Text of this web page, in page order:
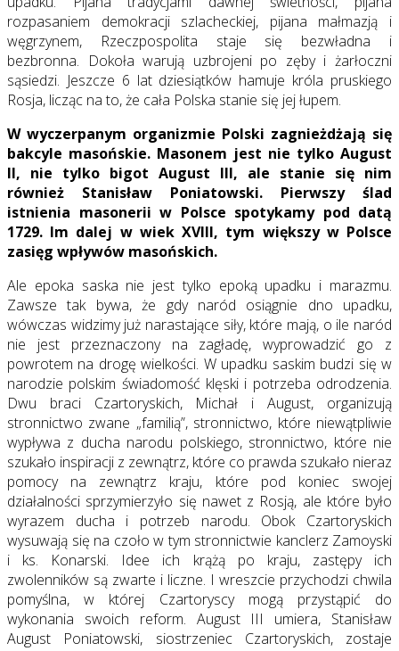
rozpasaniem demokracji szlacheckiej, pijana małmazją i
węgrzynem, Rzeczpospolita staje się bezwładna i
bezbronna. Dokoła warują uzbrojeni po zęby i żarłoczni
sąsiedzi. Jeszcze 6 lat dziesiątków hamuje króla pruskiego
Rosja, licząc na to, że cała Polska stanie się jej łupem.
W wyczerpanym organizmie Polski zagnieżdżają się
bakcyle masońskie. Masonem jest nie tylko August
II, nie tylko bigot August III, ale stanie się nim
również Stanisław Poniatowski. Pierwszy ślad
istnienia masonerii w Polsce spotykamy pod datą
1729. Im dalej w wiek XVIII, tym większy w Polsce
zasięg wpływów masońskich.
Ale epoka saska nie jest tylko epoką upadku i marazmu.
Zawsze tak bywa, że gdy naród osiągnie dno upadku,
wówczas widzimy już narastające siły, które mają, o ile naród
nie jest przeznaczony na zagładę, wyprowadzić go z
powrotem na drogę wielkości. W upadku saskim budzi się w
narodzie polskim świadomość klęski i potrzeba odrodzenia.
Dwu braci Czartoryskich, Michał i August, organizują
stronnictwo zwane „familią”, stronnictwo, które niewątpliwie
wypływa z ducha narodu polskiego, stronnictwo, które nie
szukało inspiracji z zewnątrz, które co prawda szukało nieraz
pomocy na zewnątrz kraju, które pod koniec swojej
działalności sprzymierzyło się nawet z Rosją, ale które było
wyrazem ducha i potrzeb narodu. Obok Czartoryskich
wysuwają się na czoło w tym stronnictwie kanclerz Zamoyski
i ks. Konarski. Idee ich krążą po kraju, zastępy ich
zwolenników są zwarte i liczne. I wreszcie przychodzi chwila
pomyślna, w której Czartoryscy mogą przystąpić do
wykonania swoich reform. August III umiera, Stanisław
August Poniatowski, siostrzeniec Czartoryskich, zostaje